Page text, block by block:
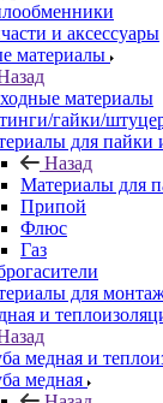
и аксессуары
материалы
материалы
гайки/
для пайки
Назад
Материалы для
Припой
Флюс
Газ
для
и
медная и
медная